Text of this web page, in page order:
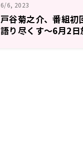
6/6, 2023
戸谷菊之介、番組初
語り尽くす～6月2